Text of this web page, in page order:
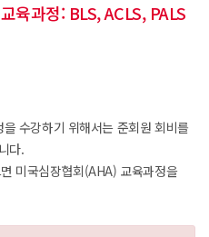
육과정: BLS, ACLS, PALS
수강하기 위해서는 준회원 회비를
다.
미국심장협회(AHA) 교육과정을